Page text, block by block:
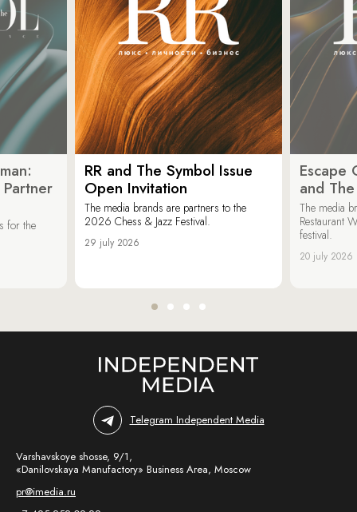
Partner
for the
RR and The Symbol Issue
Open Invitation
The media brands are partners to the
2026 Chess & Jazz Festival.
29 july 2026
Escape
and
The media
Restaurant
festival.
20 july 2026
Telegram Independent Media
Varshavskoye shosse, 9/1,
«Danilovskaya Manufactory» Business Area, Moscow
pr@imedia.ru